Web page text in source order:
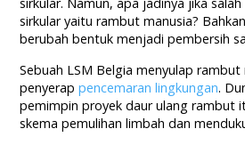
sirkular yaitu rambut manusia?
berubah bentuk menjadi pembersih
Sebuah LSM Belgia menyulap
penyerappencemaran lingkungan.
pemimpin proyek daur ulang rambut
skema pemulihan limbah dan